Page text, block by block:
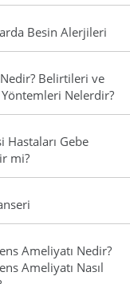
Besin Alerjileri
Belirtileri ve
Nelerdir?
Hastaları Gebe
mi?
Ameliyatı Nedir?
Ameliyatı Nasıl